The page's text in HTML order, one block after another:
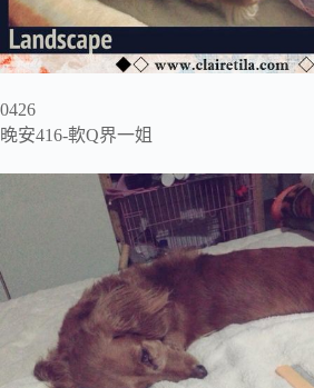
0426
晚安416-軟Q界一姐